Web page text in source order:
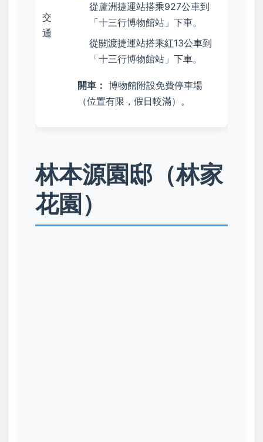
交
通
從蘆洲捷運站搭乘927公車到
「十三行博物館站」下車。
從關渡捷運站搭乘紅13公車到
「十三行博物館站」下車。
開車： 博物館附設免費停車場
（位置有限，假日較滿）。
林本源園邸（林家
花園）